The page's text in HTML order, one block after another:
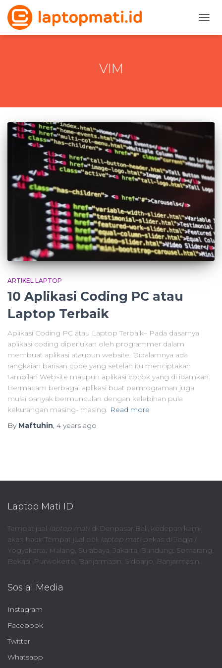
VIM
ARTIKEL LAPTOP
10 Aplikasi Coding PC atau
Laptop Terbaik
Aplikasi Coding PC atau Laptop Terbaik– Pada dasarnya
aplikasi coding diperlukan oleh programmer dalam
membuat aplikasi ataupun website. Didalamnya ada
rangkaian barisan code yang setelah itu menciptakan
tampilan Website maupun aplikasi cocok yang di idamkan.
Bermacam berbagai aplikasi buat pemrograman juga
mulai banyak bermunculan dengan kelebihan pula
kekurangan masing- masing. Read more
By Maftuhin, 4 years ago
Laptop Mati ID
Tempat jual laptop matidi Denpasar Bali, kedepan kami
akan hadir Tempat jual beli laptop matibekas di Jogja /
Yogyakarta, Malang, Surabaya, Jakarta, Bandung, Semarang,
Bekasi, Purwokerto, Banjarmasin, Sidoarjo, Banjarmasin.
Sosial Media
Instagram
Facebook
Twitter
Whatsapp